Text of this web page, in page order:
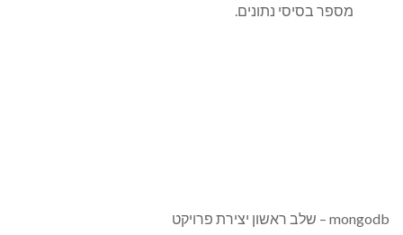
מספר בסיסי נתונים.
mongodb – שלב ראשון יצירת פרויקט